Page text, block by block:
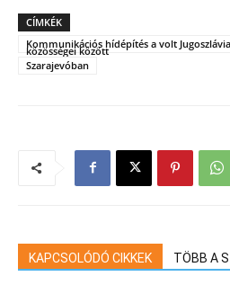
CÍMKÉK
Kommunikációs hídépítés a volt
közösségei között
Szarajevóban
KAPCSOLÓDÓ CIKKEK TÖBB A